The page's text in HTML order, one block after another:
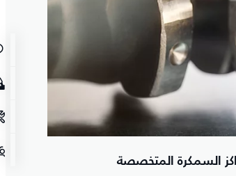
السمكرة المتخصصة